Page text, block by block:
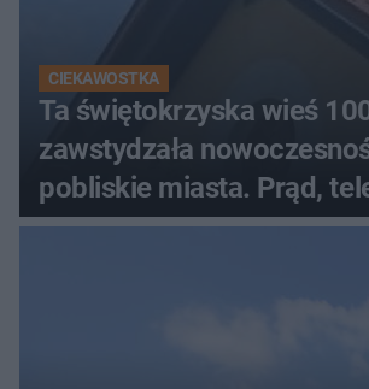
CIEKAWOSTKA
Ta świętokrzyska wieś
zawstydzała
pobliskie miasta. Prąd,
luksusowa auta